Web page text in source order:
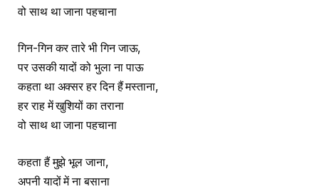
वो साथ था जाना पहचाना
गिन-गिन कर तारे भी गिन जाऊ,
पर उसकी यादों को भुला ना पाऊ
कहता था अक्सर हर दिन हैं मस्ताना,
हर राह में खुशियों का तराना
वो साथ था जाना पहचाना
कहता हैं मुझे भूल जाना,
अपनी यादों में ना बसाना